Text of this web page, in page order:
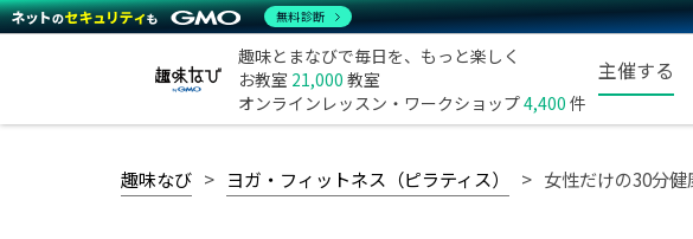
趣味とまなびで毎日を、もっと楽しく
お教室 21,000 教室
オンラインレッスン・ワークショップ4,400 件
主催する
趣味なび ヨガ・フィットネス（ピラティス） 女性だけの30分
無料診断